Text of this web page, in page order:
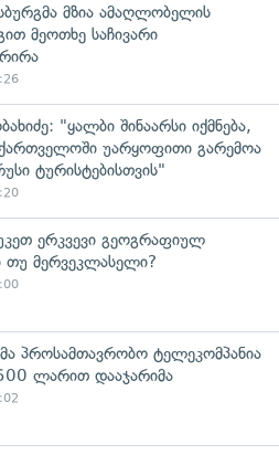
მზია ამაღლობელის
მეოთხე საჩივარი
"ყალბი შინაარსი იქმნება,
უარყოფითი გარემოა
ტურისტებისთვის"
ერკვევი გეოგრაფიულ
თუ მერვეკლასელი?
პროსამთავრობო ტელეკომპანია
ლარით დააჯარიმა